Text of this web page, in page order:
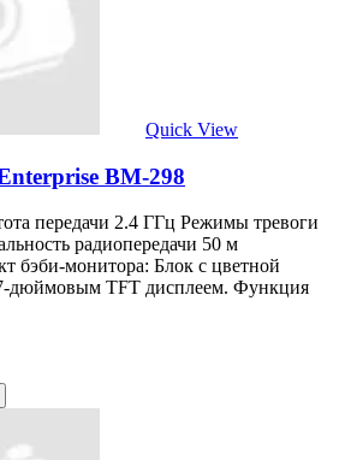
Quick View
BM-298
передачи 2.4 ГГц Режимы тревоги
радиопередачи 50 м
бэби-монитора: Блок с цветной
дюймовым TFT дисплеем. Функция